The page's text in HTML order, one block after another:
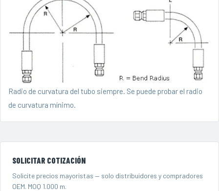
Radio de curvatura del tubo siempre. Se puede probar el radio
de curvatura mínimo.
SOLICITAR COTIZACIÓN
Solicite precios mayoristas — solo distribuidores y compradores
OEM. MOQ 1.000 m.